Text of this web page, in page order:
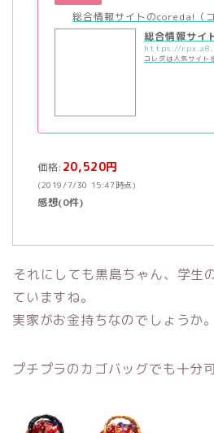
総合情報サイトのcoreda!（コ
総合情報サイ
コレダは人気サイト
価格: 20,520円
(2019/7/30 15:47時点)
感想(0件)
それにしても黒島ちゃん、学生
ていますね。
実家がお金持ちなのでしょうか。
プチプラのカゴバッグでも十分